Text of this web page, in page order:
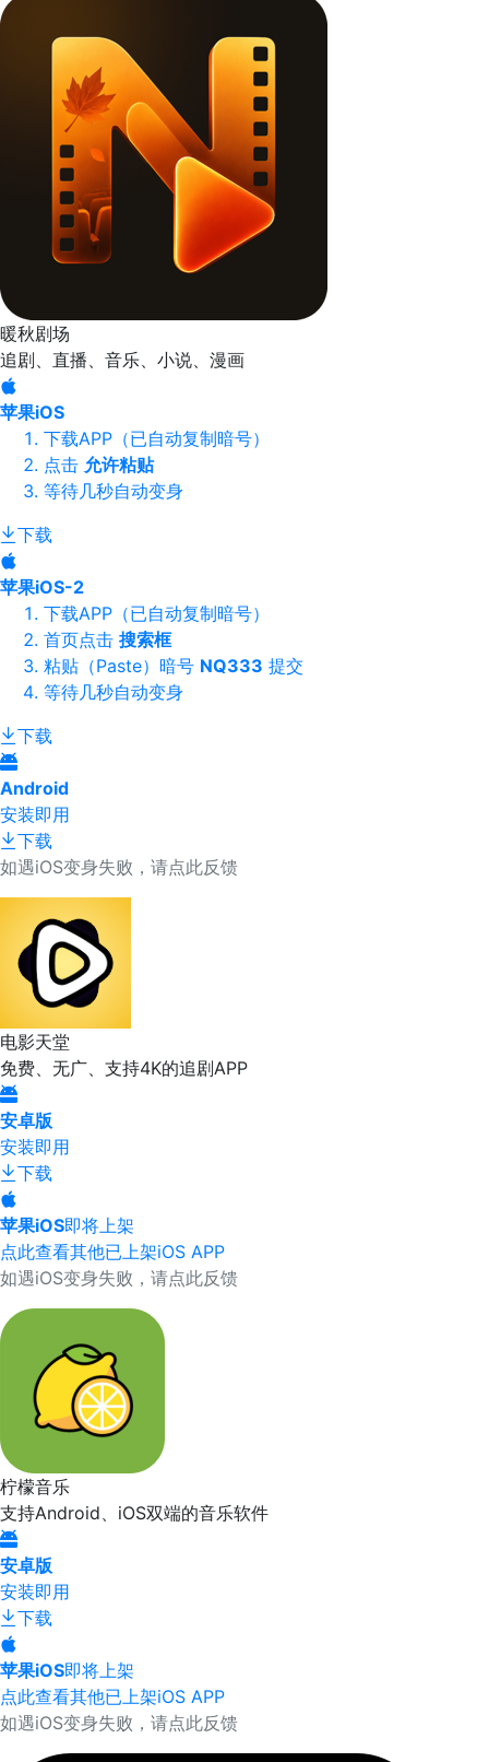
暖秋剧场
追剧、直播、音乐、小说、漫画
苹果iOS
下载APP（已自动复制暗号）
点击 允许粘贴
等待几秒自动变身
下载
苹果iOS-2
下载APP（已自动复制暗号）
首页点击 搜索框
粘贴（Paste）暗号 NQ333 提交
等待几秒自动变身
下载
Android
安装即用
下载
如遇iOS变身失败，请点此反馈
电影天堂
免费、无广、支持4K的追剧APP
安卓版
安装即用
下载
苹果iOS即将上架
点此查看其他已上架iOS APP
如遇iOS变身失败，请点此反馈
柠檬音乐
支持Android、iOS双端的音乐软件
安卓版
安装即用
下载
苹果iOS即将上架
点此查看其他已上架iOS APP
如遇iOS变身失败，请点此反馈